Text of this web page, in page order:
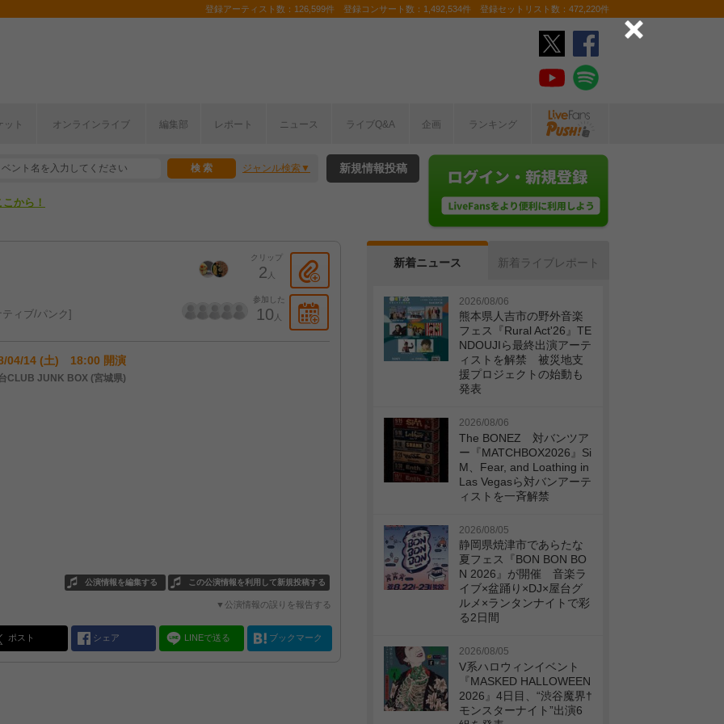
登録アーティスト数：126,599件 登録コンサート数：1,492,534件 登録セットリスト数：472,220件
ット オンラインライブ 編集部 レポート ニュース ライブQ&A 企画 ランキング
ジャンル検索
半期編発表！
から！
新規情報投稿
クリップ
2 人
参加した
10 人
ィブ/パンク
04/14 (土) 18:00 開演
CLUB JUNK BOX (宮城県)
この公演情報を利用して新規投稿する
公演情報を編集する
▼公演情報の誤りを報告する
ポスト シェア LINEで送る ブックマーク
新着ニュース 新着ライブレポート
2026/08/06
熊本県人吉市の野外音楽
フェス『Rural Act'26』TE
NDOUJIら最終出演アーテ
ィストを解禁 被災地支
援プロジェクトの始動も
発表
2026/08/06
The BONEZ 対バンツア
ー『MATCHBOX2026』Si
M、Fear, and Loathing in
Las Vegasら対バンアーテ
ィストを一斉解禁
2026/08/05
静岡県焼津市であらたな
夏フェス『BON BON BO
N 2026』が開催 音楽ラ
イブ×盆踊り×DJ×屋台グ
ルメ×ランタンナイトで彩
る2日間
2026/08/05
V系ハロウィンイベント
『MASKED HALLOWEEN
2026』4日目、“渋谷魔界†
モンスターナイト”出演6